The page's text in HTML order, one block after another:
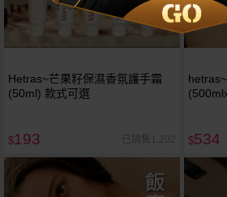
Hetras~芒果籽保濕香氛護手霜
(50ml) 款式可選
$193 已銷售1,202 $534